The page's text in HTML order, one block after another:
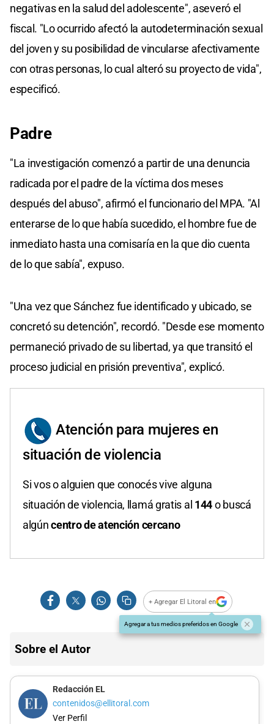
negativas en la salud del adolescente", aseveró el
fiscal. "Lo ocurrido afectó la autodeterminación sexual
del joven y su posibilidad de vincularse afectivamente
con otras personas, lo cual alteró su proyecto de vida",
especificó.
Padre
"La investigación comenzó a partir de una denuncia
radicada por el padre de la víctima dos meses
después del abuso", afirmó el funcionario del MPA. "Al
enterarse de lo que había sucedido, el hombre fue de
inmediato hasta una comisaría en la que dio cuenta
de lo que sabía", expuso.
"Una vez que Sánchez fue identificado y ubicado, se
concretó su detención", recordó. "Desde ese momento
permaneció privado de su libertad, ya que transitó el
proceso judicial en prisión preventiva", explicó.
Atención para mujeres en
situación de violencia
Si vos o alguien que conocés vive alguna
situación de violencia, llamá gratis al 144o buscá
algúncentro de atención cercano
+ Agregar El Litoral en
Agregar a tus medios preferidos en Google
Sobre el Autor
Redacción EL
contenidos@ellitoral.com
Ver Perfil